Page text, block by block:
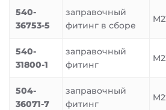
540-
36753-5
заправочный
фитинг в сборе
540-
31800-1
заправочный
фитинг
504-
36071-7
заправочный
фитинг